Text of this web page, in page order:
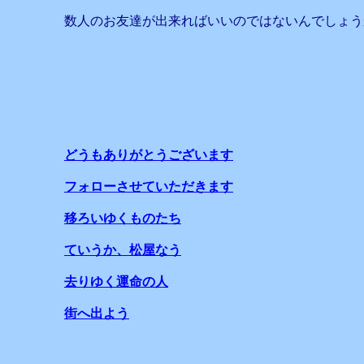
数人のお友達が出来ればいいのではないんでしょ
どうもありがとうございます
フォローさせていただきます
移ろいゆくものたち
ていうか、松屋なう
去りゆく運命の人
街へ出よう